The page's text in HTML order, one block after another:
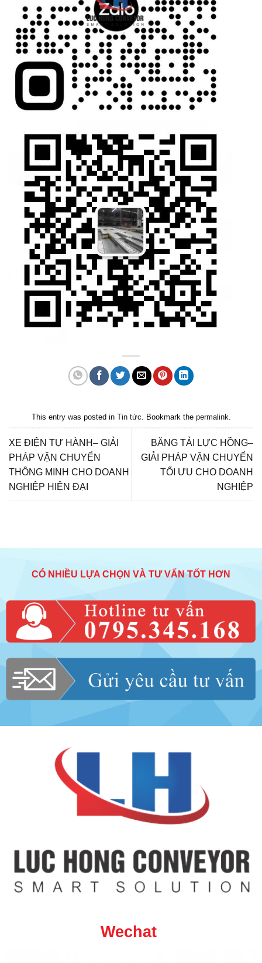
This entry was posted in Tin tức . Bookmark the permalink
XE ĐIỆN TỰ HÀNH– GIẢI
PHÁP VẬN CHUYỂN
THÔNG MINH CHO DOANH
NGHIỆP HIỆN ĐẠI
BĂNG TẢI LỰC HỒNG–
GIẢI PHÁP VẬN CHUYỂN
TỐI ƯU CHO DOANH
NGHIỆP
CÓ NHIỀU LỰA CHỌN VÀ TƯ VẤN TỐT HƠN
Wechat